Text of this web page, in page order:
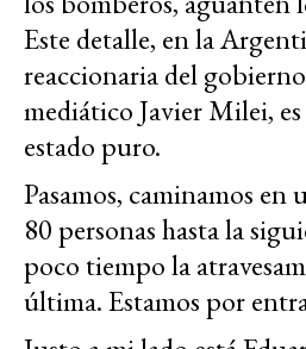
Este detalle, en la
reaccionaria del
mediático Javier Milei,
estado puro.
Pasamos, caminamos en
80 personas hasta la
poco tiempo la
última. Estamos por